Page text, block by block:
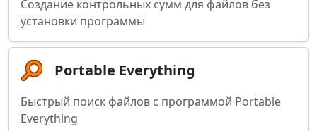
Создание контрольных сумм для файлов без
установки программы
Portable Everything
Быстрый поиск файлов с программой Portable
Everything